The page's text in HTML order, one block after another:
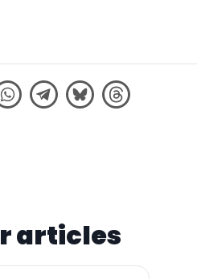
articles